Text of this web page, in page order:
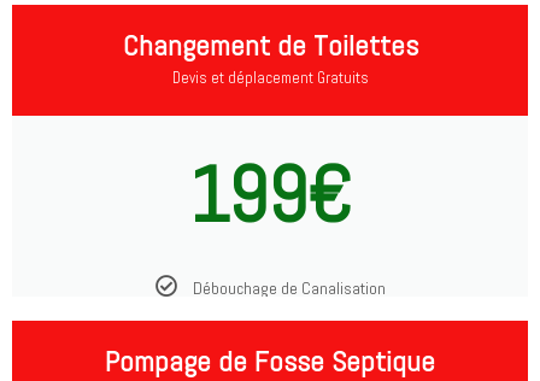
Changement de Toilettes
Devis et déplacement Gratuits
199€
Débouchage de Canalisation
Pompage de Fosse Septique